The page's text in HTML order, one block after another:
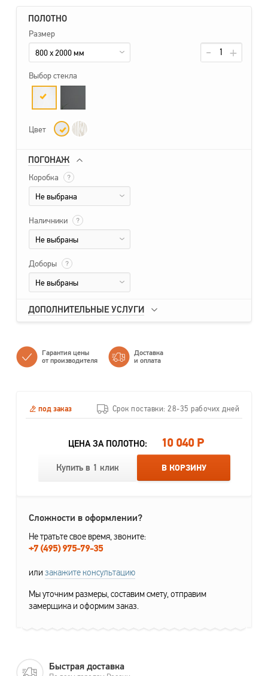
ПОЛОТНО
Размер
800 x 2000 мм
Выбор стекла
Цвет
ПОГОНАЖ
Коробка ?
Не выбрана
Наличники ?
Не выбраны
Доборы ?
Не выбраны
ДОПОЛНИТЕЛЬНЫЕ УСЛУГИ
Гарантия цены
от производителя
Доставка
и оплата
под заказ Срок поставки: 28-35 рабочих дней
ЦЕНА ЗА ПОЛОТНО: 10 040 Р
Купить в 1 клик В КОРЗИНУ
Сложности в оформлении?
Не тратьте свое время, звоните:
+7 (495) 975-79-35
или закажите консультацию
Мы уточним размеры, составим смету, отправим
замерщика и оформим заказ.
Быстрая доставка